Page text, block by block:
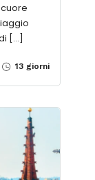
[…]
13 giorni